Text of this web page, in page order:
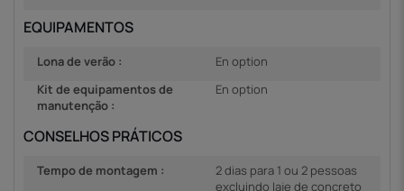
EQUIPAMENTOS
Lona de verão :
En option
Kit de equipamentos de
manutenção :
En option
CONSELHOS PRÁTICOS
Tempo de montagem :
2 dias para 1 ou 2 pessoas
excluindo laje de concreto